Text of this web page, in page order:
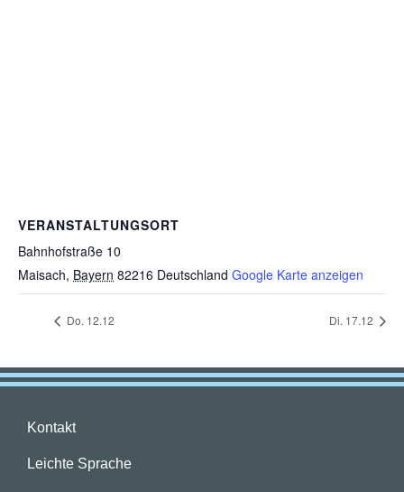
VERANSTALTUNGSORT
Bahnhofstraße 10
Maisach, Bayern 82216 Deutschland Google Karte anzeigen
Do. 12.12 Di. 17.12
Kontakt
Leichte Sprache